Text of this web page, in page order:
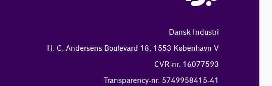
Dansk Industri
H. C. Andersens Boulevard 18, 1553 København V
CVR-nr. 16077593
Transparency-nr. 5749958415-41